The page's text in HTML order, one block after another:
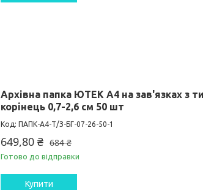
Архівна папка ЮТЕК А4 на зав'язках з
корінець 0,7-2,6 см 50 шт
ПАПК-А4-Т/З-БГ-07-26-50-1
684 ₴
649,80 ₴
Готово до відправки
Купити